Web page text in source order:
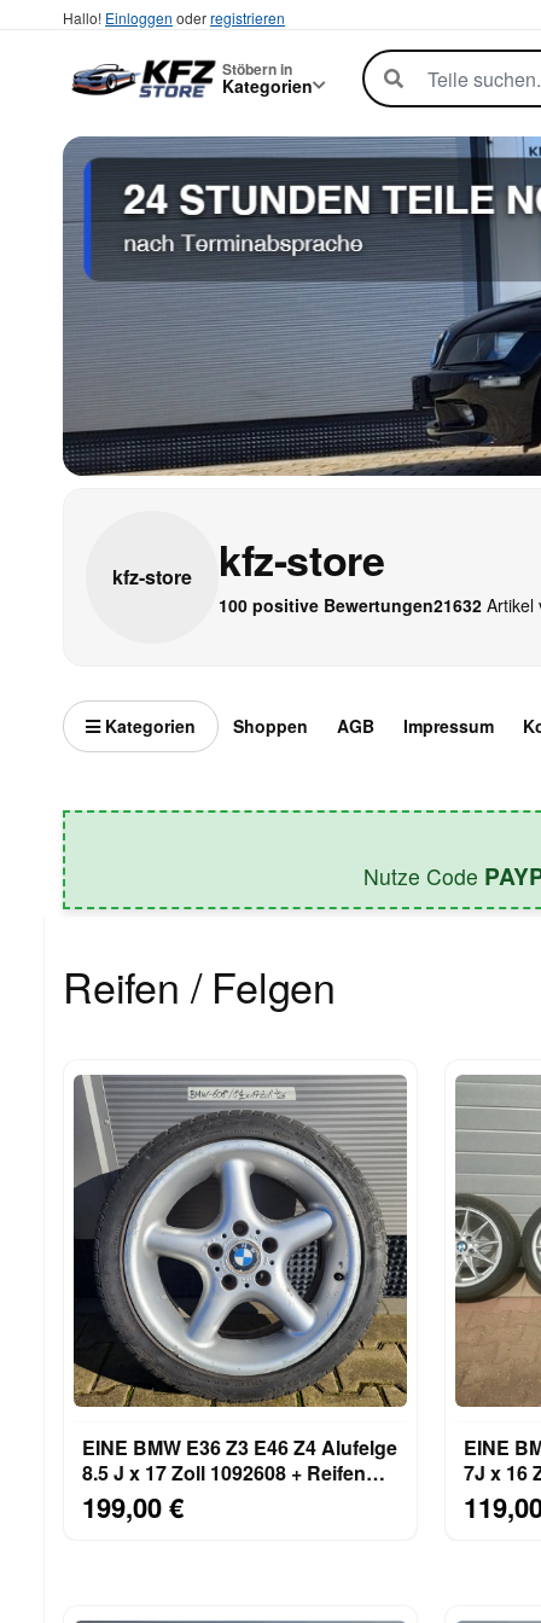
Hallo! Einloggen oderregistrieren
Stöbern in
Kategorien
kfz-store kfz-store
100 positive Bewertungen21632 Artikel
Kategorien Shoppen AGB Impressum
Nutze Code
Reifen / Felgen
EINE BMW E36 Z3 E46 Z4 Alufelge
8,5 J x 17 Zoll 1092608 + Reifen
225/40 ABHOLUNG
199,00 €
EINE
7J x 16
205/45